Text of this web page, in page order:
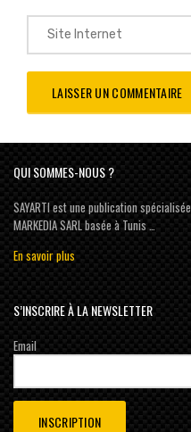
QUI SOMMES-NOUS ?
SAYARTI est une publication
MARKEDIA SARL basée à Tunis …
En savoir plus
S’INSCRIRE À LA NEWSLETTER
Email